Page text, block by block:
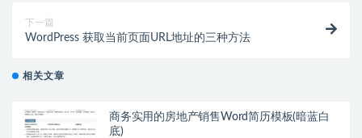
下一篇
WordPress 获取当前页面URL地址的三种方法
相关文章
商务实用的房地产销售Word简历模板(暗蓝白
底)